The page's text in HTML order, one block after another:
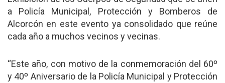
a Policía Municipal, Protección y Bomberos de
Alcorcón en este evento ya consolidado que reúne
cada año a muchos vecinos y vecinas.
“Este año, con motivo de la conmemoración del 60º
y 40º Aniversario de la Policía Municipal y Protección